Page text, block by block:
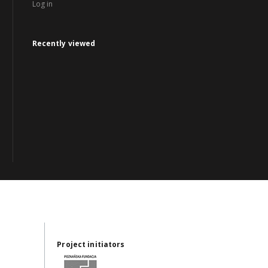
Log in
Recently viewed
Project initiators